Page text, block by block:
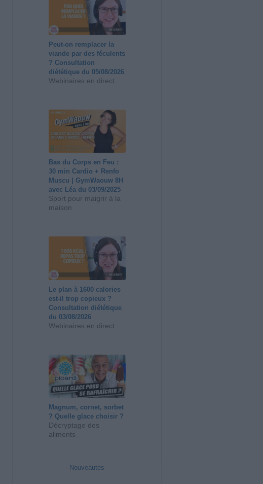
Peut-on remplacer la
viande par des féculents
? Consultation
diététique du 05/08/2026
Webinaires en direct
Bas du Corps en Feu :
30 min Cardio + Renfo
Muscu | GymWaouw 8H
avec Léa du 03/09/2025
Sport pour maigrir à la
maison
Le plan à 1600 calories
est-il trop copieux ?
Consultation diététique
du 03/08/2026
Webinaires en direct
Magnum, cornet, sorbet
? Quelle glace choisir ?
Décryptage des
aliments
Nouveautés